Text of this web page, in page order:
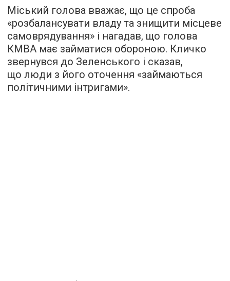
Міський голова вважає, що це спроба
«розбалансувати владу та знищити місцеве
самоврядування» і нагадав, що голова
КМВА має займатися обороною. Кличко
звернувся до Зеленського і сказав,
що люди з його оточення «займаються
політичними інтригами».